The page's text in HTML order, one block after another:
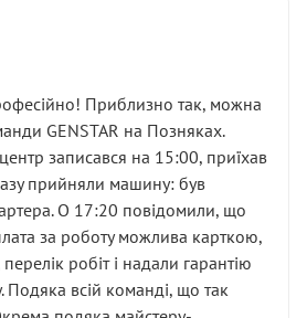
б трохи розуміється на техніці,
непрофесійно, а як максимум —
вузол замість елементарних
мій візит. Раніше міняв у
наче справив хороше
знайшов декілька гайок під
пояснили, що це “старі гайки, які
не хвилюватися. ( надіюсь
в полі))
візиту такі дрібниці вже не
Приблизно так, можна
GENSTAR на Позняках.
записався на 15:00, приїхав
прийняли машину: був
О 17:20 повідомили, що
за роботу можлива карткою,
робіт і надали гарантію
Подяка всій команді, що так